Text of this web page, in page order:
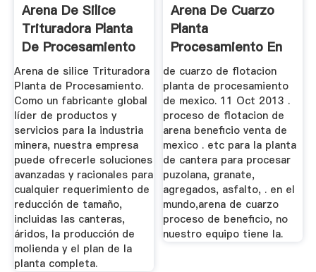
Arena De Silice
Trituradora Planta
De Procesamiento
...
Arena de silice Trituradora
Planta de Procesamiento.
Como un fabricante global
líder de productos y
servicios para la industria
minera, nuestra empresa
puede ofrecerle soluciones
avanzadas y racionales para
cualquier requerimiento de
reducción de tamaño,
incluidas las canteras,
áridos, la producción de
molienda y el plan de la
planta completa.
Arena De Cuarzo
Planta
Procesamiento En
Ecuador
de cuarzo de flotacion
planta de procesamiento
de mexico. 11 Oct 2013 .
proceso de flotacion de
arena beneficio venta de
mexico . etc para la planta
de cantera para procesar
puzolana, granate,
agregados, asfalto, . en el
mundo,arena de cuarzo
proceso de beneficio, no
nuestro equipo tiene la.